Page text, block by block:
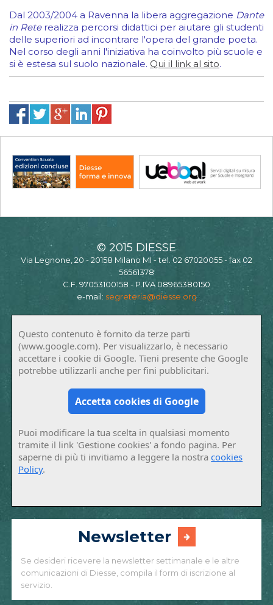
Dal 2003/2004 a Ravenna la libera aggregazione Dante
in Reterealizza percorsi didattici per aiutare gli studenti
delle superiori ad incontrare l'opera del grande poeta.
Nel corso degli anni l'iniziativa ha coinvolto più scuole e
si è estesa sul suolo nazionale. Qui il link al sito.
© 2015 DIESSE
Via Legnone, 20 - 20158 Milano MI - tel. 02 67020055 - fax 02
56561378
C.F. 97053100158 - P.IVA 08965380150
e-mail: segreteria@diesse.org
Questo contenuto è fornito da terze parti
(www.google.com). Per visualizzarlo, è necessario
accettare i cookie di Google. Tieni presente che Google
potrebbe utilizzarli anche per fini pubblicitari.
Accetta cookies di Google
Puoi modificare la tua scelta in qualsiasi momento
tramite il link 'Gestione cookies' a fondo pagina. Per
saperne di più ti invitiamo a leggere la nostracookies
Policy.
Newsletter
Se desideri ricevere la newsletter settimanale e le altre
comunicazioni di Diesse, compila il form di iscrizione al
servizio.